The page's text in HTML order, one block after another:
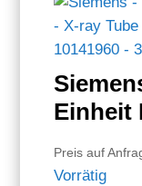
Einheit
Preis auf
Vorrätig